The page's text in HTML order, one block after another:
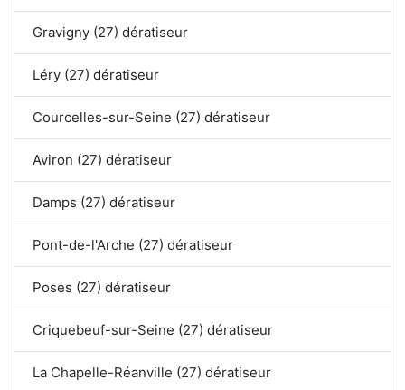
Gravigny (27) dératiseur
Léry (27) dératiseur
Courcelles-sur-Seine (27) dératiseur
Aviron (27) dératiseur
Damps (27) dératiseur
Pont-de-l'Arche (27) dératiseur
Poses (27) dératiseur
Criquebeuf-sur-Seine (27) dératiseur
La Chapelle-Réanville (27) dératiseur